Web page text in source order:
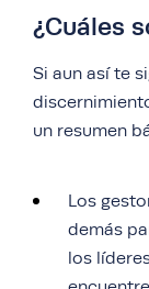
¿Cuáles
Si aun así te
un resumen
Los
demás
los